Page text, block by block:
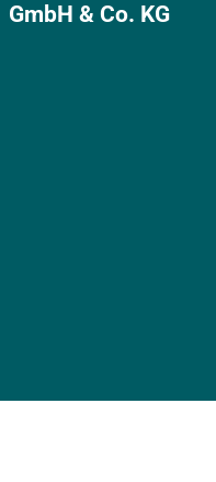
GmbH & Co. KG